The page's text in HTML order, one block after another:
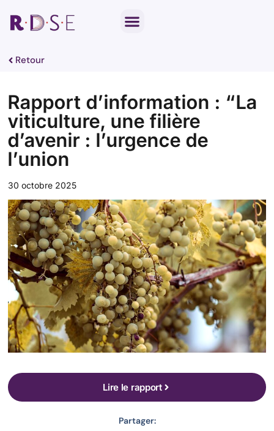
Retour
Rapport d’information : “La
viticulture, une filière
d’avenir : l’urgence de
l’union
30 octobre 2025
Lire le rapport
Partager: